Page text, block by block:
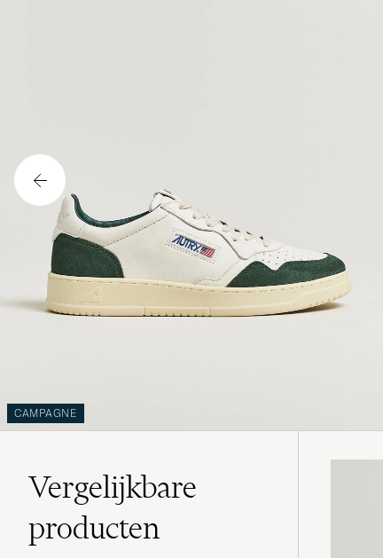
CAMPAGNE
Vergelijkbare
producten